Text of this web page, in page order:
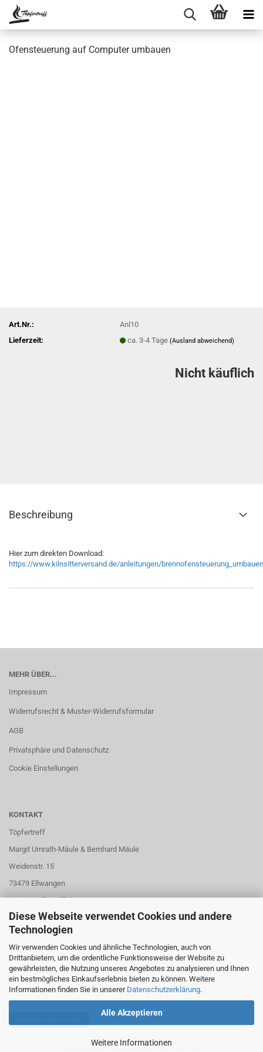
Diese Webseite verwendet Cookies und andere
Technologien
Wir verwenden Cookies und ähnliche Technologien, auch von
Drittanbietern, um die ordentliche Funktionsweise der Website zu
gewährleisten, die Nutzung unseres Angebotes zu analysieren und Ihnen
ein bestmögliches Einkaufserlebnis bieten zu können. Weitere
Informationen finden Sie in unserer Datenschutzerklärung.
Alle Akzeptieren
Weitere Informationen
Ofensteuerung auf Computer umbauen
Art.Nr.:
Anl10
Lieferzeit:
ca. 3-4 Tage(Ausland abweichend)
Nicht käuflich
Beschreibung
Hier zum direkten Download:
https://www.kilnsitterversand.de/anleitungen/
MEHR ÜBER...
Impressum
Widerrufsrecht & Muster-Widerrufsformular
AGB
Privatsphäre und Datenschutz
Cookie Einstellungen
KONTAKT
Töpfertreff
Margit Umrath-Mäule & Bernhard Mäule
Weidenstr. 15
73479 Ellwangen
www.toepfertreff.de
www.kilnsitterversand.de
www.ausstecherversand.de